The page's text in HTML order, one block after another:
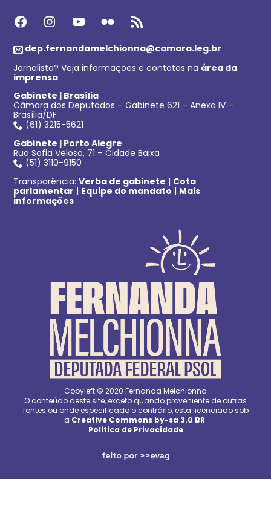
Facebook Instagram Youtube Flickr Feed RSS
dep.fernandamelchionna@camara.leg.br
Jornalista? Veja informações e contatos na área da
imprensa.
Gabinete | Brasília
Câmara dos Deputados – Gabinete 621 – Anexo IV –
Brasília/DF
(61) 3215-5621
Gabinete | Porto Alegre
Rua Sofia Veloso, 71 – Cidade Baixa
(51) 3110-9150
Transparência:Verba de gabinete | Cota
parlamentar | Equipe do mandato | Mais
informações
Copyleft © 2020 Fernanda Melchionna
O conteúdo deste site, exceto quando proveniente de outras
fontes ou onde especificado o contrário, está licenciado sob
a Creative Commons by-sa 3.0 BR.
Política de Privacidade